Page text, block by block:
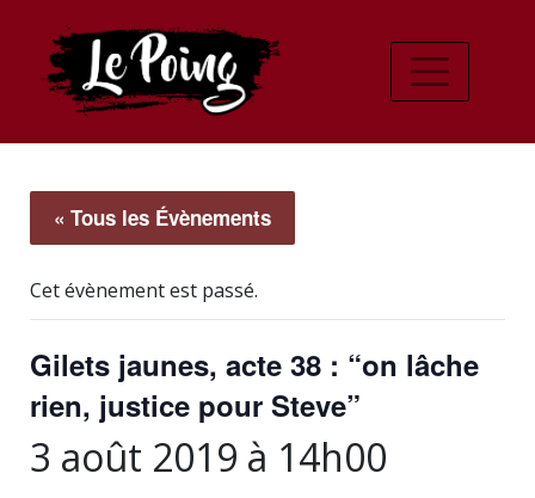
« Tous les Évènements
Cet évènement est passé.
Gilets jaunes, acte 38 : “on lâche
rien, justice pour Steve”
3 août 2019 à 14h00